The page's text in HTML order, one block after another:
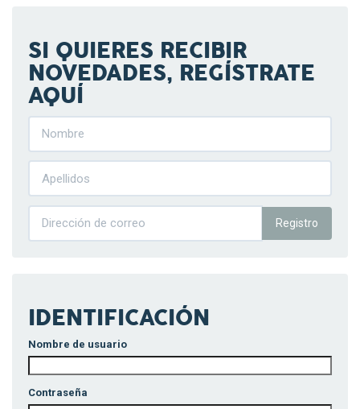
SI QUIERES RECIBIR
NOVEDADES, REGÍSTRATE
AQUÍ
Registro
IDENTIFICACIÓN
Nombre de usuario
Contraseña